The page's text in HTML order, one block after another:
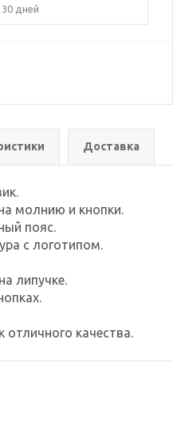
дней
Доставка
молнию и кнопки.
пояс.
с логотипом.
липучке.
отличного качества.